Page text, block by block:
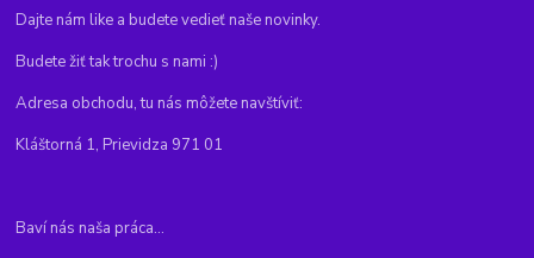
Dajte nám like a budete vedieť naše novinky.
Budete žiť tak trochu s nami :)
Adresa obchodu, tu nás môžete navštíviť:
Kláštorná 1, Prievidza 971 01
Baví nás naša práca...